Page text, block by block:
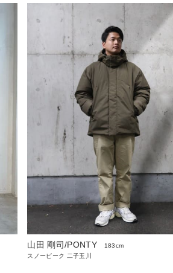
山田 剛司/PONTY
183cm
スノーピーク 二子玉川